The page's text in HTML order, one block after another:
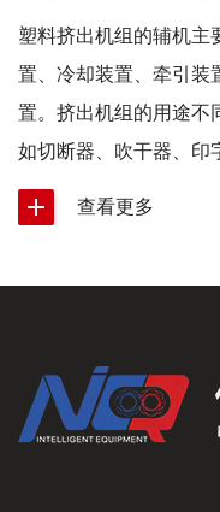
塑料挤出机组的辅机主
置、冷却装置、牵引装
置。挤出机组的用途不
如切断器、吹干器、
查看更多